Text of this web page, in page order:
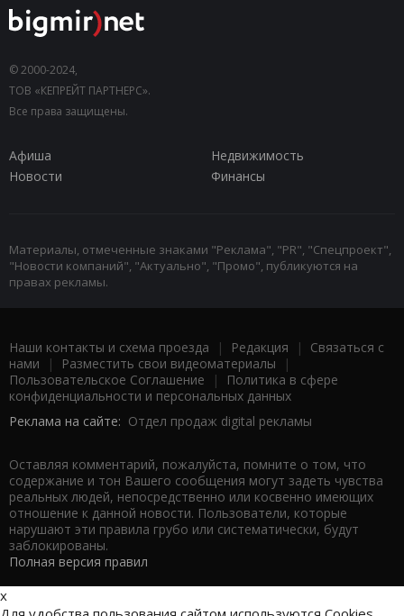
© 2000-2024,
ТОВ «КЕПРЕЙТ ПАРТНЕРС».
Все права защищены.
Афиша
Недвижимость
Новости
Финансы
Материалы, отмеченные знаками "Реклама", "PR", "Спецпроект",
"Новости компаний", "Актуально", "Промо", публикуются на
правах рекламы.
Наши контакты и схема проезда | Редакция | Связаться с
нами | Разместить свои видеоматериалы |
Пользовательское Соглашение |
Политика в сфере
конфиденциальности и персональных данных
Реклама на сайте: Отдел продаж digital рекламы
Оставляя комментарий, пожалуйста, помните о том, что
содержание и тон Вашего сообщения могут задеть чувства
реальных людей, непосредственно или косвенно имеющих
отношение к данной новости. Пользователи, которые
нарушают эти правила грубо или систематически, будут
заблокированы.
Полная версия правил
x